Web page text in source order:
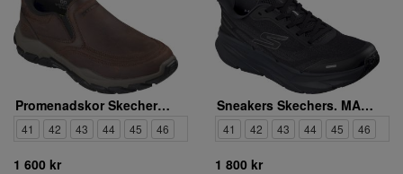
Promenadskor Skechers. SANTORO ARCHAIC
41 42 43 44 45 46
1 600 kr
Sneakers Skechers. MAX CUSHIONING PREMIER 3 TORRYN
41 42 43 44 45 46
1 800 kr